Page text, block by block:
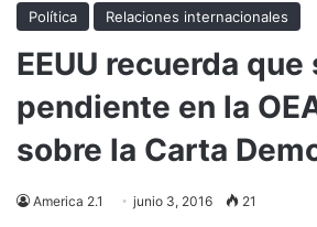
Política Relaciones internacionales
EEUU recuerda que
pendiente en la
sobre la Carta
America 2.1 junio 3, 2016 21